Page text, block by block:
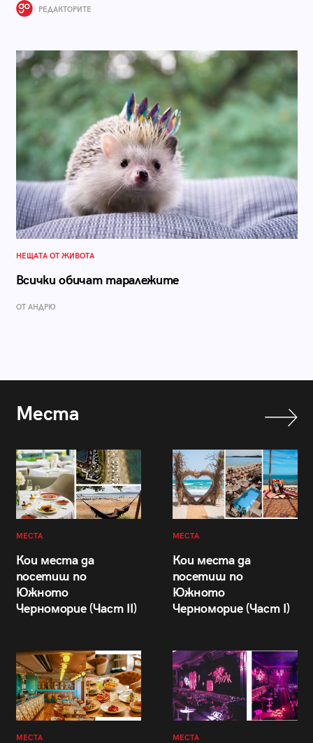
РЕДАКТОРИТЕ
НЕЩАТА ОТ ЖИВОТА
Всички обичат таралежите
ОТ АНДРЮ
Места
МЕСТА
Кои места да
посетиш по
Южното
Черноморие (Част II)
МЕСТА
Кои места да
посетиш по
Южното
Черноморие (Част I)
МЕСТА МЕСТА